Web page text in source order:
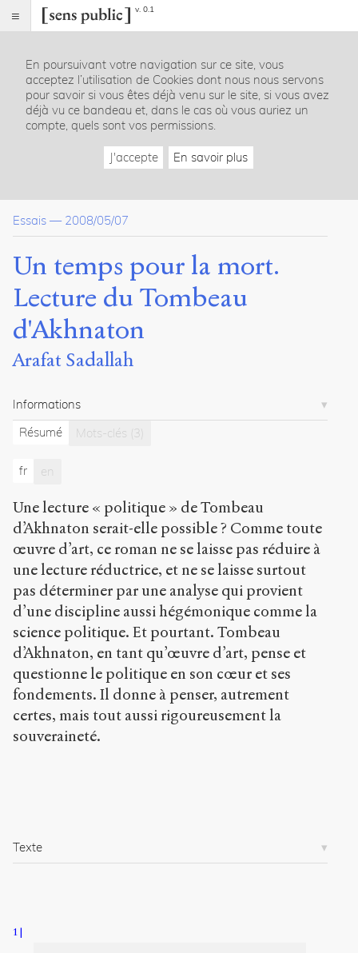
v. 0.1
Index
Article
Dossier(s)
Tombeau d'Akhnaton. Sur un
roman de Mireille Calle-Gruber
4
articles
Notes
Citer /
Partager
/
Exporter
Arafat.
temps
mort.
du
Tombeau
d'Akhnaton.
2008
Sens
public.
h
t
t
p
:
/
s
e
l
i
En poursuivant votre navigation sur ce site, vous
acceptez l’utilisation de Cookies dont nous nous servons
pour savoir si vous êtes déjà venu sur le site, si vous avez
déjà vu ce bandeau et, dans le cas où vous auriez un
compte, quels sont vos permissions.
J'accepte En savoir plus
Essais — 2008/05/07
Un temps pour la mort.
Lecture du Tombeau
d'Akhnaton
Arafat Sadallah
Informations
Résumé
Mots-clés (3)
fr en
Une lecture « politique » de Tombeau
d’Akhnaton serait-elle possible ? Comme toute
œuvre d’art, ce roman ne se laisse pas réduire à
une lecture réductrice, et ne se laisse surtout
pas déterminer par une analyse qui provient
d’une discipline aussi hégémonique comme la
science politique. Et pourtant. Tombeau
d’Akhnaton, en tant qu’œuvre d’art, pense et
questionne le politique en son cœur et ses
fondements. Il donne à penser, autrement
certes, mais tout aussi rigoureusement la
souveraineté.
Texte
1